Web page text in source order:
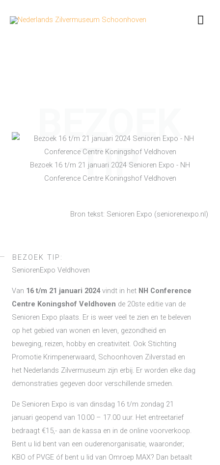
naar
BEZOEK
TIP
Bezoek 16 t/m 21 januari 2024 Senioren Expo - NH
Conference Centre Koningshof Veldhoven
Bron tekst: Senioren Expo (seniorenexpo.nl)
BEZOEK TIP:
SeniorenExpo Veldhoven
Van 16 t/m 21 januari 2024vindt in het NH Conference
Centre Koningshof Veldhoven de 20ste editie van de
Senioren Expo plaats. Er is weer veel te zien en te beleven
op het gebied van wonen en leven, gezondheid en
beweging, reizen, hobby en creativiteit. Ook Stichting
Promotie Krimpenerwaard, Schoonhoven Zilverstad en
het Nederlands Zilvermuseum zijn erbij. Er worden elke dag
demonstraties gegeven door verschillende smeden.
De Senioren Expo is van dinsdag 16 t/m zondag 21
januari geopend van 10.00 – 17.00 uur. Het entreetarief
bedraagt €15,- aan de kassa en in de online voorverkoop.
Bent u lid bent van een ouderenorganisatie, waaronder;
KBO of PVGE óf bent u lid van Omroep MAX? Dan betaalt